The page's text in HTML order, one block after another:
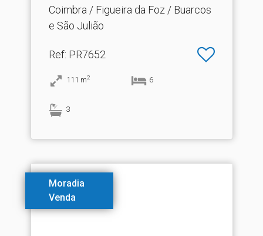
Coimbra / Figueira da Foz / Buarcos
e São Julião
Ref: PR7652
111 m2 6
3
Moradia
Venda